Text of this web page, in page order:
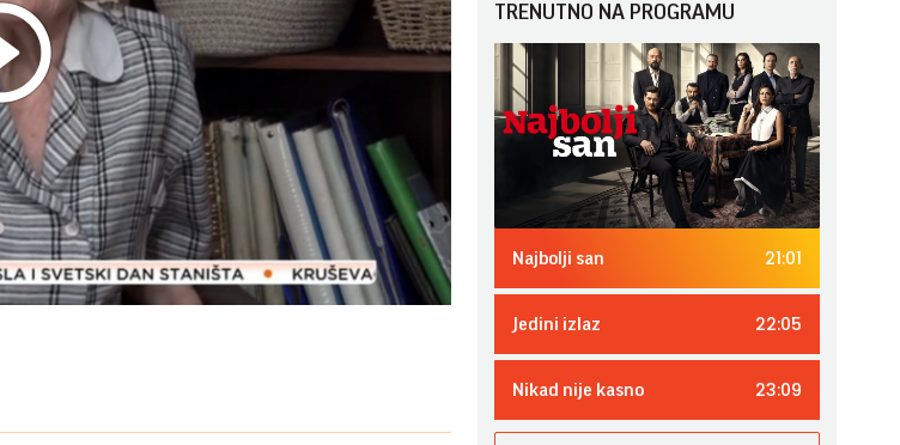
Play
Video
TRENUTNO NA PROGRAMU
Najbolji san 21:01
Jedini izlaz 22:05
Nikad nije kasno 23:09